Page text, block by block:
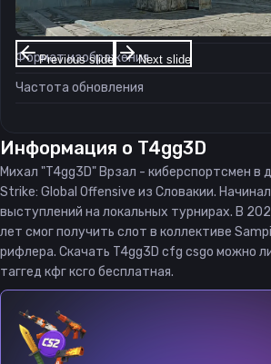
Previous slide Next slide
Соотношение сторон
Формат изображения
Частота обновления
Информация о T4gg3D
Михал "T4gg3D" Врзал - киберспортсмен в
Strike: Global Offensive из Словакии.
выступлений на локальных турнирах. В
лет смог получить слот в коллективе
рифлера. Скачать T4gg3D cfg csgo можно
таггед кфг ксго бесплатная.